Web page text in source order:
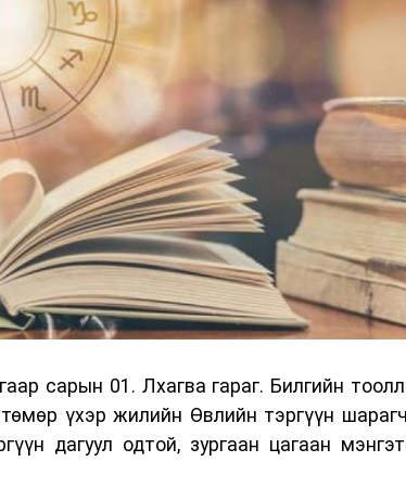
сарын 01. Лхагва гараг. Билгийн
үхэр жилийн Өвлийн тэргүүн
дагуул одтой, зургаан цагаан